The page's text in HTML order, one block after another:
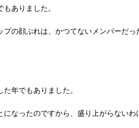
ありました。
の顔ぶれは、かつてないメンバーだ
年でもありました。
なったのですから、盛り上がらない